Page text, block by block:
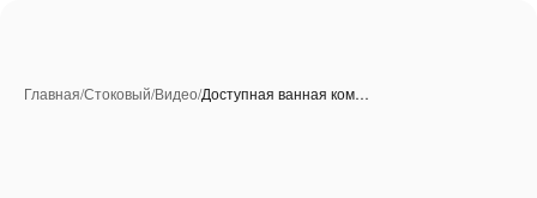
Главная/Стоковый/Видео/Доступная ванная ком…